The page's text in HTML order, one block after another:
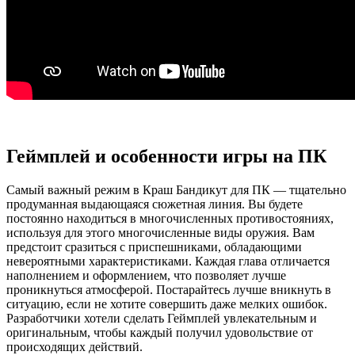
Геймплей и особенности игры на ПК
Самый важный режим в Краш Бандикут для ПК — тщательно
продуманная выдающаяся сюжетная линия. Вы будете
постоянно находиться в многочисленных противостояниях,
используя для этого многочисленные виды оружия. Вам
предстоит сразиться с приспешниками, обладающими
невероятными характеристиками. Каждая глава отличается
наполнением и оформлением, что позволяет лучше
проникнуться атмосферой. Постарайтесь лучше вникнуть в
ситуацию, если не хотите совершить даже мелких ошибок.
Разработчики хотели сделать Геймплей увлекательным и
оригинальным, чтобы каждый получил удовольствие от
происходящих действий.